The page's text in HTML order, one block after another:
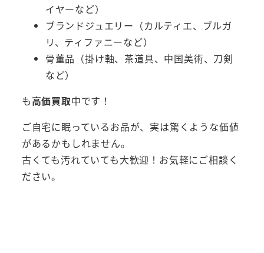
イヤーなど）
ブランドジュエリー（カルティエ、ブルガ
リ、ティファニーなど）
骨董品（掛け軸、茶道具、中国美術、刀剣
など）
も高価買取中です！
ご自宅に眠っているお品が、実は驚くような価値
があるかもしれません。
古くても汚れていても大歓迎！お気軽にご相談く
ださい。